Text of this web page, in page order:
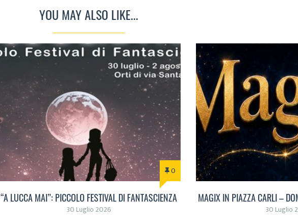
YOU MAY ALSO LIKE...
0
“A LUCCA MAI”: PICCOLO FESTIVAL DI FANTASCIENZA
30 Luglio 2026
MAGIX IN PIAZZA CARLI –
30 Luglio